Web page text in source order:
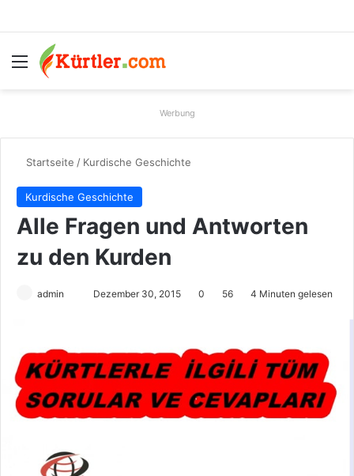
Menü
Werbung
Startseite / Kurdische Geschichte
Kurdische Geschichte
Alle Fragen und Antworten
zu den Kurden
admin
d
e
n
i
Dezember 30, 2015 0 56 4 Minuten gelesen